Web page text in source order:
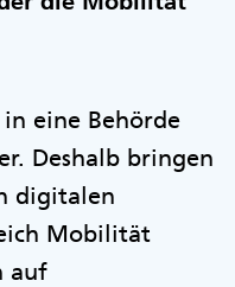
eine Behörde
Deshalb bringen
digitalen
Mobilität
auf